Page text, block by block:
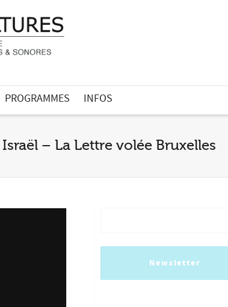
PROGRAMMES INFOS
– La Lettre volée Bruxelles
Newsletter